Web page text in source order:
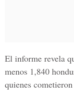
El informe revela
menos 1,840
quienes